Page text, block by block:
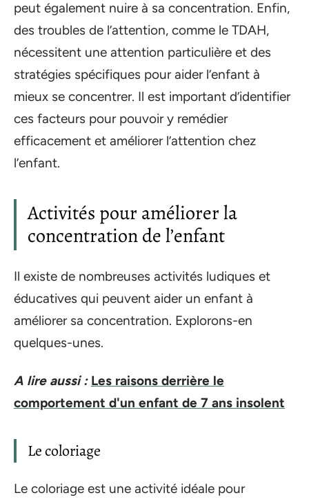
peut également nuire à sa concentration. Enfin,
des troubles de l’attention, comme le TDAH,
nécessitent une attention particulière et des
stratégies spécifiques pour aider l’enfant à
mieux se concentrer. Il est important d’identifier
ces facteurs pour pouvoir y remédier
efficacement et améliorer l’attention chez
l’enfant.
Activités pour améliorer la
concentration de l’enfant
Il existe de nombreuses activités ludiques et
éducatives qui peuvent aider un enfant à
améliorer sa concentration. Explorons-en
quelques-unes.
A lire aussi : Les raisons derrière le
comportement d'un enfant de 7 ans insolent
Le coloriage
Le coloriage est une activité idéale pour